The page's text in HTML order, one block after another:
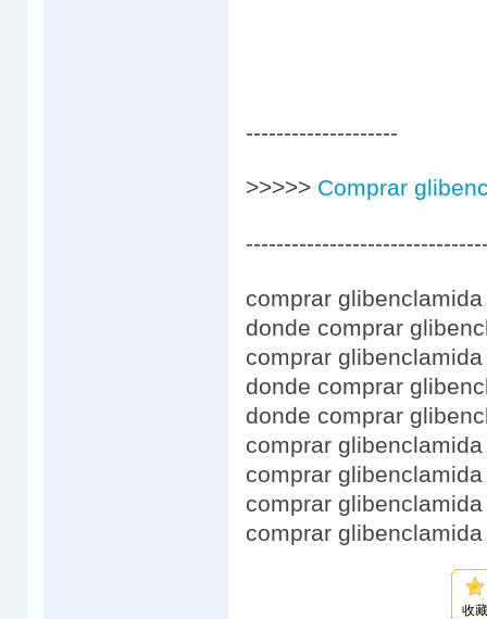
--------------------
>>>>> Comprar
comprar
donde comprar
comprar
donde comprar
donde comprar
comprar
comprar
comprar
comprar
收